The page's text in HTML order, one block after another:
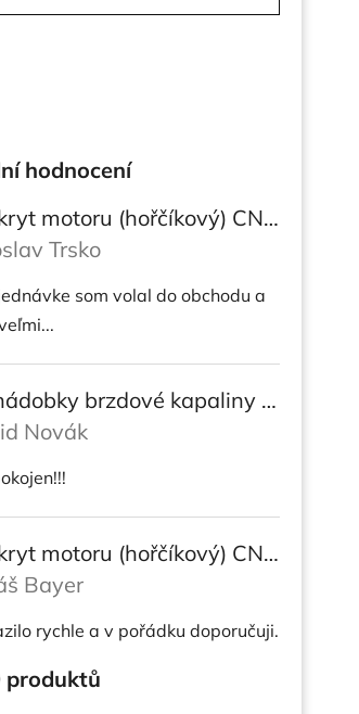
hodnocení
Pravý kryt motoru (hořčíkový) CNC RACING pro instalaci transparetního krytu spojky pro Ducati Streetfighter V4/V4S
produktu je 5 z 5 hvězdiček.
Trsko
som volal do obchodu a
Víčko nádobky brzdové kapaliny CNC Racing - BICOLOR
produktu je 5 z 5 hvězdiček.
Novák
Pravý kryt motoru (hořčíkový) CNC RACING pro instalaci transparetního krytu spojky pro DUCATI Multistrada/ Diavel V4/ V4S
produktu je 5 z 5 hvězdiček.
Bayer
rychle a v pořádku doporučuji.
produktů